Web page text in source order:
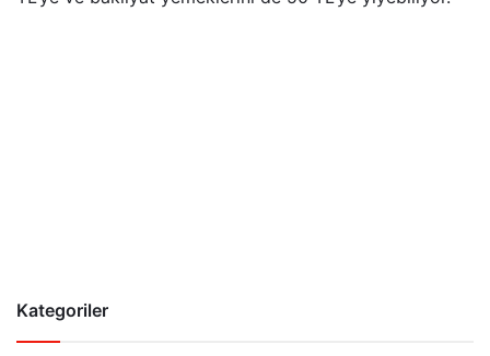
Kategoriler